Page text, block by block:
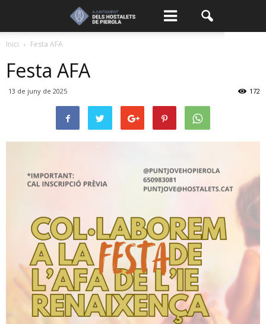
Inici Festa AFA
Festa AFA
13 de juny de 2025 172